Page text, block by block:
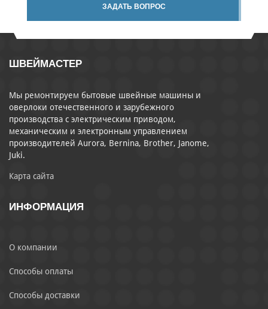
ЗАДАТЬ ВОПРОС
ШВЕЙМАСТЕР
Мы ремонтируем бытовые швейные машины и
оверлоки отечественного и зарубежного
производства с электрическим приводом,
механическим и электронным управлением
производителей Aurora, Bernina, Brother, Janome,
Juki.
Карта сайта
ИНФОРМАЦИЯ
О компании
Способы оплаты
Способы доставки